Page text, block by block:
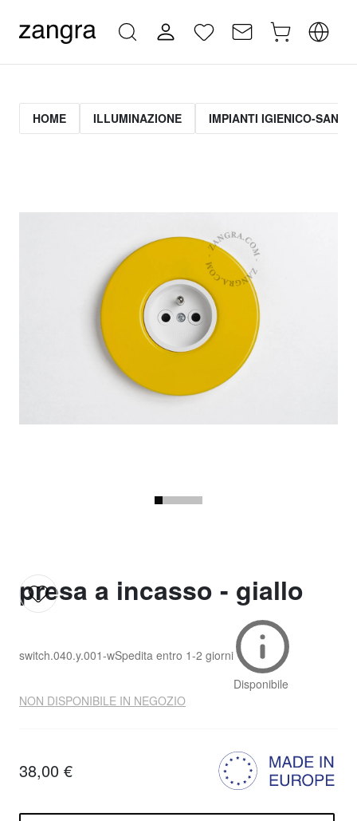
HOME ILLUMINAZIONE IMPIANTI IGIENICO-
presa a incasso - giallo
switch.040.y.001-wSpedita entro 1-2 giorni
Disponibile
NON DISPONIBILE IN NEGOZIO
38,00 €